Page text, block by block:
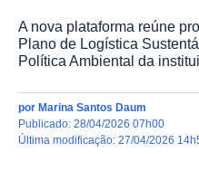
A nova plataforma reúne
Plano de Logística
Política Ambiental da
por Marina Santos Daum
publicado: 28/04/2026 07h00
última modificação: 27/04/2026